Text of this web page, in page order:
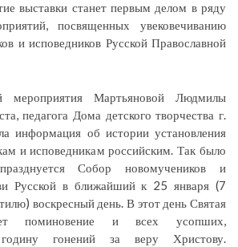
выставки станет первым делом в ряду
посвященных увековечиванию
и исповедников Русской Православной
мероприятия Мартьяновой Людмилы
педагога Дома детского творчества г.
информация об истории установления
и исповедникам российским. Так было
Собор новомучеников и
Русской в ближайший к 25 января (7
воскресный день. В этот день Святая
поминовение и всех усопших,
гонений за веру Христову.